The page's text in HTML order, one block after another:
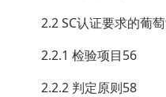
2.2 SC认证要求的葡
2.2.1 检验项目56
2.2.2 判定原则58